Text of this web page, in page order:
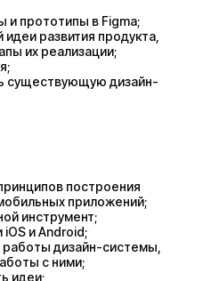
и прототипы в Figma;
развития продукта,
их реализации;
существующую дизайн-
построения
приложений;
инструмент;
iOS и Android;
дизайн-системы,
с ними;
идеи;